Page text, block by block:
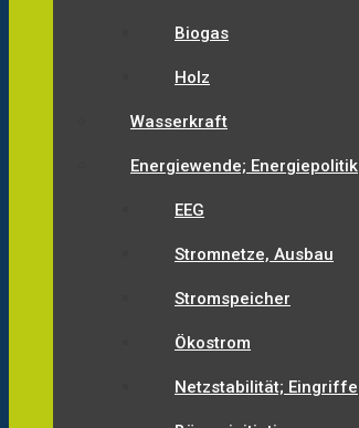
Biogas
Holz
Wasserkraft
Energiewende; Energiepolitik
EEG
Stromnetze, Ausbau
Stromspeicher
Ökostrom
Netzstabilität; Eingriffe